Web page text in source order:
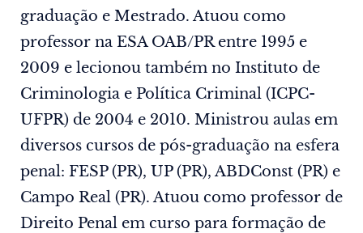
graduação e Mestrado. Atuou como
professor na ESA OAB/PR entre 1995 e
2009 e lecionou também no Instituto de
Criminologia e Política Criminal (ICPC-
UFPR) de 2004 e 2010. Ministrou aulas em
diversos cursos de pós-graduação na esfera
penal: FESP (PR), UP (PR), ABDConst (PR) e
Campo Real (PR). Atuou como professor de
Direito Penal em curso para formação de